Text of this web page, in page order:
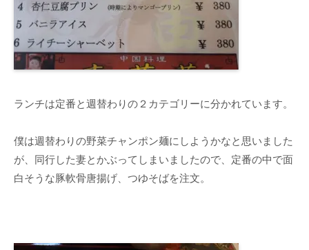
ランチは定番と週替わりの２カテゴリーに分かれています。
僕は週替わりの野菜チャンポン麺にしようかなと思いました
が、同行した妻とかぶってしまいましたので、定番の中で面
白そうな豚軟骨唐揚げ、つゆそばを注文。